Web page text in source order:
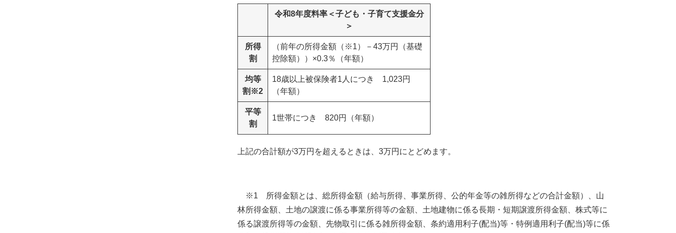
令和8年度料率＜子ども・子育て支援金分
＞
所得
割
（前年の所得金額（※1）－43万円（基礎
控除額））×0.3％（年額）
均等
割※2
18歳以上被保険者1人につき 1,023円
（年額）
平等
割
1世帯につき 820円（年額）
上記の合計額が3万円を超えるときは、3万円にとどめます。
※1 所得金額とは、総所得金額（給与所得、事業所得、公的年金等の雑所得などの合計金額）、山
林所得金額、土地の譲渡に係る事業所得等の金額、土地建物に係る長期・短期譲渡所得金額、株式等に
係る譲渡所得等の金額、先物取引に係る雑所得金額、条約適用利子(配当)等・特例適用利子(配当)等に係